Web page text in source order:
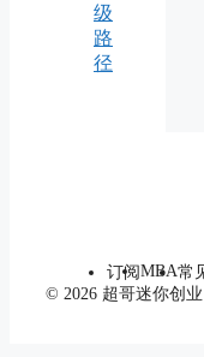
级
路
径
订阅MBA常
© 2026 超哥迷你创业